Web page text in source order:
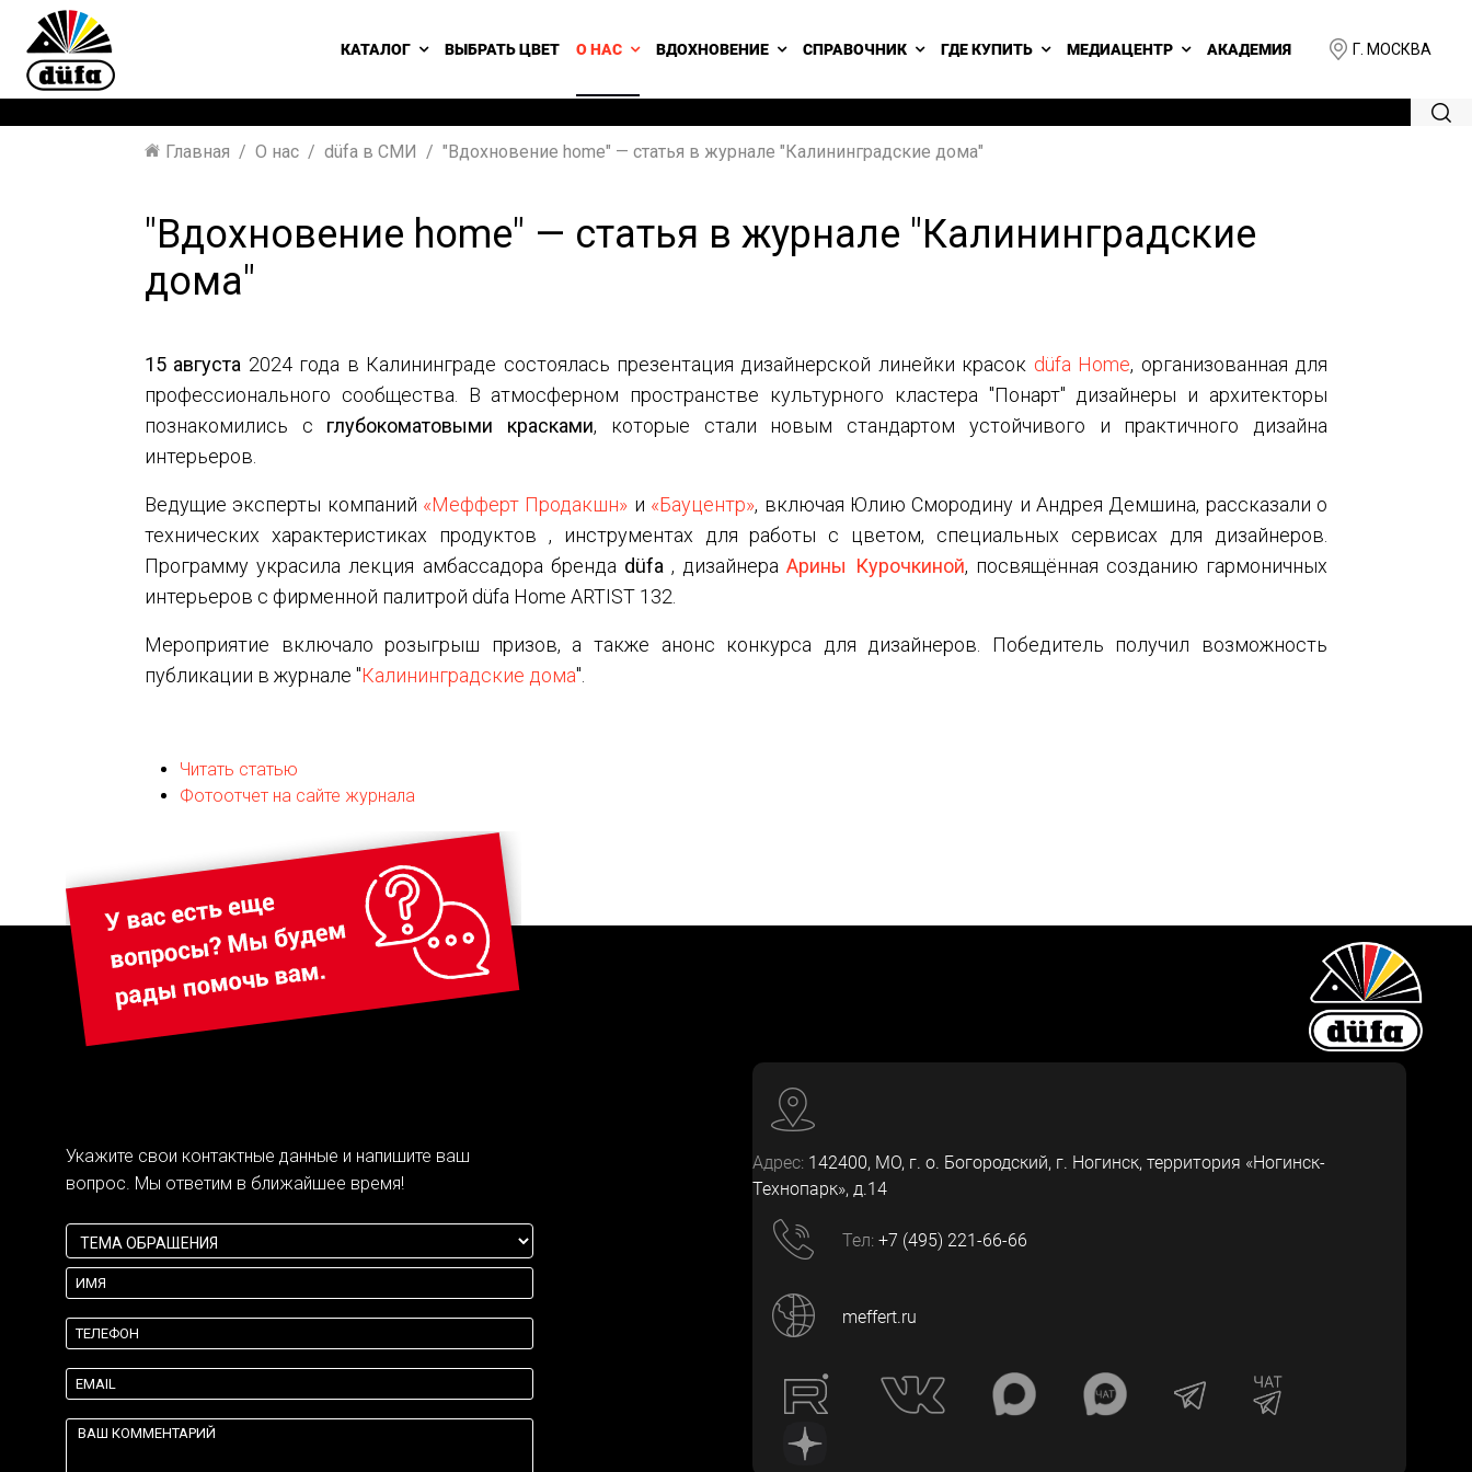
Г. МОСКВА
КАТАЛОГ ВЫБРАТЬ ЦВЕТ О НАС ВДОХНОВЕНИЕ СПРАВОЧНИК ГДЕ КУПИТЬ МЕДИАЦЕНТР АКАДЕМИЯ
Главная О нас düfa в СМИ "Вдохновение home" — статья в журнале "Калининградские дома"
"Вдохновение home" — статья в журнале "Калининградские
дома"
15 августа 2024 года в Калининграде состоялась презентация дизайнерской линейки красок düfa Home, организованная для
профессионального сообщества. В атмосферном пространстве культурного кластера "Понарт" дизайнеры и архитекторы
познакомились с глубокоматовыми красками, которые стали новым стандартом устойчивого и практичного дизайна
интерьеров.
Ведущие эксперты компаний «Мефферт Продакшн» и «Бауцентр», включая Юлию Смородину и Андрея Демшина, рассказали о
технических характеристиках продуктов , инструментах для работы с цветом, специальных сервисах для дизайнеров.
Программу украсила лекция амбассадора бренда düfa , дизайнераАрины Курочкиной, посвящённая созданию гармоничных
интерьеров с фирменной палитрой düfa Home ARTIST 132.
Мероприятие включало розыгрыш призов, а также анонс конкурса для дизайнеров. Победитель получил возможность
публикации в журнале "Калининградские дома".
Читать статью
Фотоотчет на сайте журнала
Укажите свои контактные данные и напишите ваш
вопрос. Мы ответим в ближайшее время!
Адрес: 142400, МО, г. о. Богородский, г. Ногинск, территория «Ногинск-
Технопарк», д.14
Тел: +7 (495) 221-66-66
meffert.ru